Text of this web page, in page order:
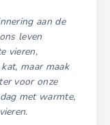
aan de
leven
vieren,
maar maak
voor onze
met warmte,